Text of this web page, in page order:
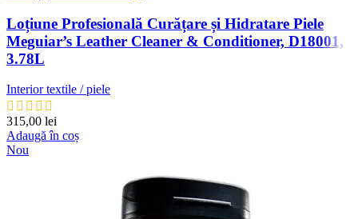
Loțiune Profesională Curățare și Hidratare Piele
Meguiar’s Leather Cleaner & Conditioner, D18001,
3.78L
Interior textile / piele
315,00 lei
Adaugă în coș
Nou